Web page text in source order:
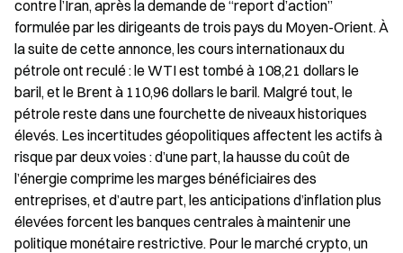
contre l’Iran, après la demande de “report d’action”
formulée par les dirigeants de trois pays du Moyen-Orient. À
la suite de cette annonce, les cours internationaux du
pétrole ont reculé : le WTI est tombé à 108,21 dollars le
baril, et le Brent à 110,96 dollars le baril. Malgré tout, le
pétrole reste dans une fourchette de niveaux historiques
élevés. Les incertitudes géopolitiques affectent les actifs à
risque par deux voies : d’une part, la hausse du coût de
l’énergie comprime les marges bénéficiaires des
entreprises, et d’autre part, les anticipations d’inflation plus
élevées forcent les banques centrales à maintenir une
politique monétaire restrictive. Pour le marché crypto, un